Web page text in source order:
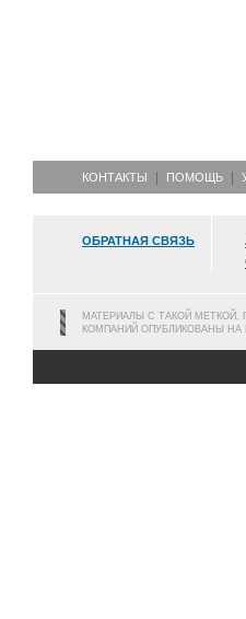
КОНТАКТЫ ПОМОЩЬ
ОБРАТНАЯ СВЯЗЬ
МАТЕРИАЛЫ С ТАКОЙ МЕТКОЙ,
КОМПАНИЙ ОПУБЛИКОВАНЫ